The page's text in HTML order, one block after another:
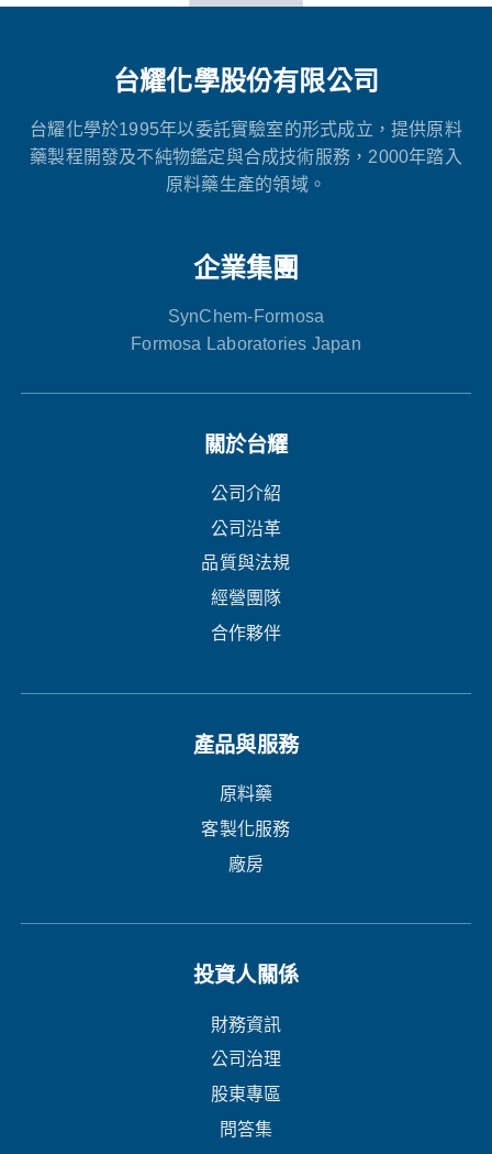
台耀化學股份有限公司
台耀化學於1995年以委託實驗室的形式成立，提供原料
藥製程開發及不純物鑑定與合成技術服務，2000年踏入
原料藥生產的領域。
企業集團
SynChem-Formosa
Formosa Laboratories Japan
關於台耀
公司介紹
公司沿革
品質與法規
經營團隊
合作夥伴
產品與服務
原料藥
客製化服務
廠房
投資人關係
財務資訊
公司治理
股東專區
問答集